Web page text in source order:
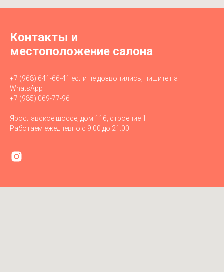
Контакты и
местоположение салона
+7 (968) 641-66-41 если не дозвонились, пишите на
WhatsApp :
+7 (985) 069-77-96
Ярославское шоссе, дом 116, строение 1
Работаем ежедневно с 9.00 до 21.00